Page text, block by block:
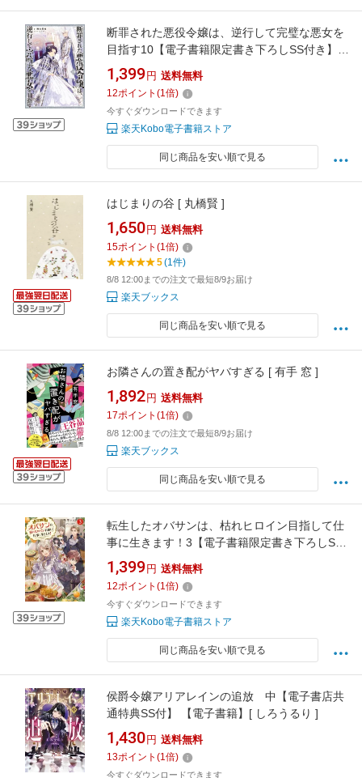
断罪された悪役令嬢は、逆行して完璧な悪女を
目指す10【電子書籍限定書き下ろしSS付き】
【電子書籍】[ 楢山幕府 ]
1,399 円 送料無料
12ポイント (1倍)
今すぐダウンロードできます
楽天Kobo電子書籍ストア
同じ商品を安い順で見る
はじまりの谷 [ 丸橋賢 ]
1,650 円 送料無料
15ポイント (1倍)
5(1件)
8/8 12:00までの注文で最短8/9お届け
楽天ブックス
同じ商品を安い順で見る
お隣さんの置き配がヤバすぎる [ 有手 窓 ]
1,892 円 送料無料
17ポイント (1倍)
8/8 12:00までの注文で最短8/9お届け
楽天ブックス
同じ商品を安い順で見る
転生したオバサンは、枯れヒロイン目指して仕
事に生きます！3【電子書籍限定書き下ろしSS
付き】 【電子書籍】[ 風間レイ ]
1,399 円 送料無料
12ポイント (1倍)
今すぐダウンロードできます
楽天Kobo電子書籍ストア
同じ商品を安い順で見る
侯爵令嬢アリアレインの追放 中【電子書店共
通特典SS付】 【電子書籍】[ しろうるり ]
1,430 円 送料無料
13ポイント (1倍)
今すぐダウンロードできます